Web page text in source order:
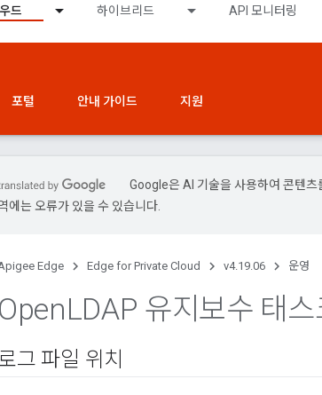
드 하이브리드 API 모니터링
포털 안내 가이드 지원
Google은 AI 기술을 사용하여 콘텐츠
에는 오류가 있을 수 있습니다.
Edge Edge for Private Cloud v4.19.06 운영
OpenLDAP 유지보수 태스
그 파일 위치